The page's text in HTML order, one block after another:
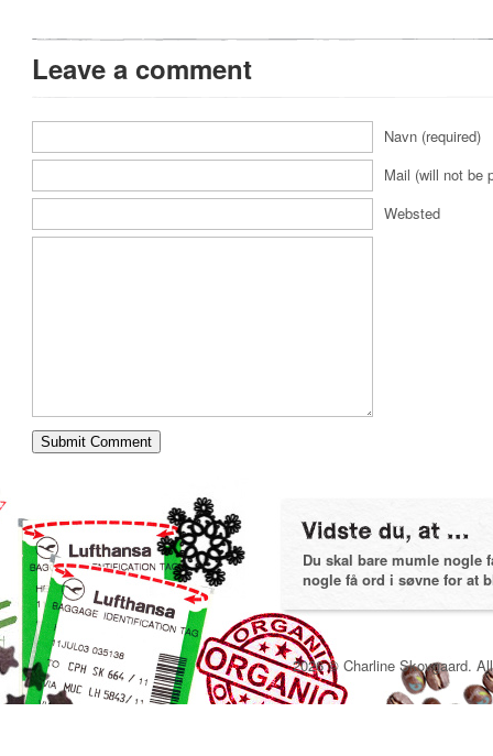
Leave a comment
Navn (required)
Mail (will not be
Websted
Du skal bare mumle nogle
nogle få ord i søvne for at
2026 © Charline Skovgaard.